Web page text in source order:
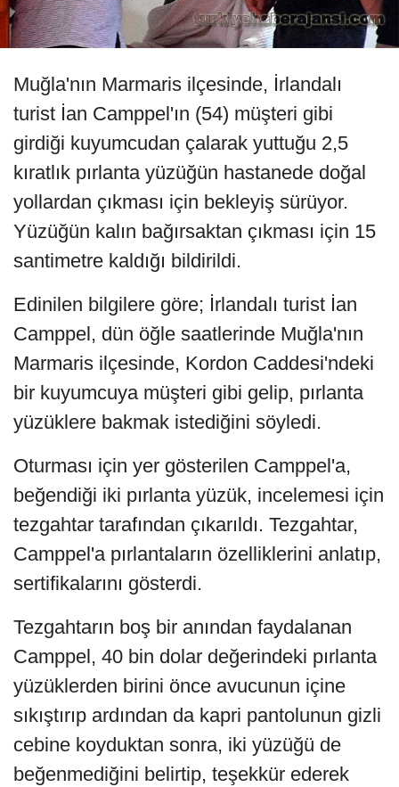
Muğla'nın Marmaris ilçesinde, İrlandalı
turist İan Camppel'ın (54) müşteri gibi
girdiği kuyumcudan çalarak yuttuğu 2,5
kıratlık pırlanta yüzüğün hastanede doğal
yollardan çıkması için bekleyiş sürüyor.
Yüzüğün kalın bağırsaktan çıkması için 15
santimetre kaldığı bildirildi.
Edinilen bilgilere göre; İrlandalı turist İan
Camppel, dün öğle saatlerinde Muğla'nın
Marmaris ilçesinde, Kordon Caddesi'ndeki
bir kuyumcuya müşteri gibi gelip, pırlanta
yüzüklere bakmak istediğini söyledi.
Oturması için yer gösterilen Camppel'a,
beğendiği iki pırlanta yüzük, incelemesi için
tezgahtar tarafından çıkarıldı. Tezgahtar,
Camppel'a pırlantaların özelliklerini anlatıp,
sertifikalarını gösterdi.
Tezgahtarın boş bir anından faydalanan
Camppel, 40 bin dolar değerindeki pırlanta
yüzüklerden birini önce avucunun içine
sıkıştırıp ardından da kapri pantolunun gizli
cebine koyduktan sonra, iki yüzüğü de
beğenmediğini belirtip, teşekkür ederek